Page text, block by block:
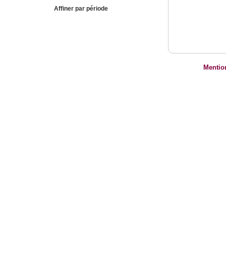
Affiner par période